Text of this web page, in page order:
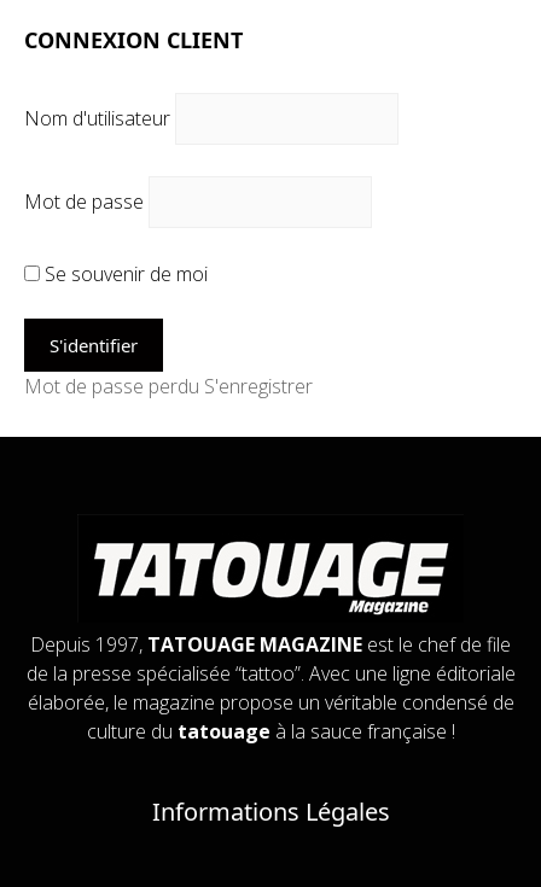
CONNEXION CLIENT
Nom d'utilisateur
Mot de passe
Se souvenir de moi
Mot de passe perdu S'enregistrer
Depuis 1997, TATOUAGE MAGAZINE est le chef de file
de la presse spécialisée “tattoo”. Avec une ligne éditoriale
élaborée, le magazine propose un véritable condensé de
culture du tatouage à la sauce française !
Informations Légales